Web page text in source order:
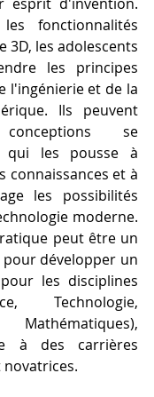
fonctionnalités
3D, les adolescents
les principes
l'ingénierie et de la
Ils peuvent
se
qui les pousse à
et à
les possibilités
moderne.
peut être un
développer un
les disciplines
Technologie,
à des carrières